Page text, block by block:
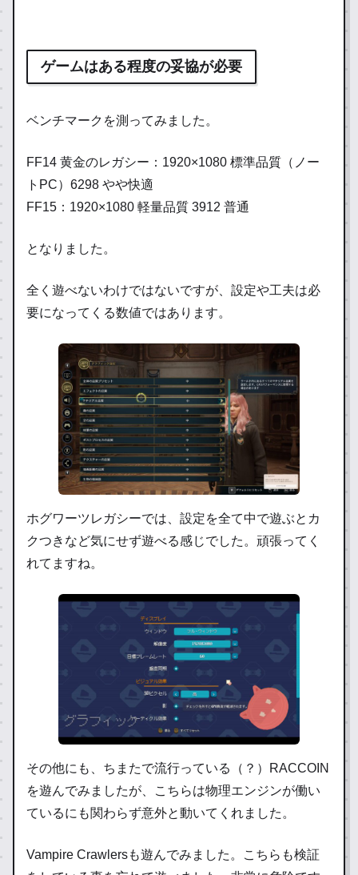
ゲームはある程度の妥協が必要
ベンチマークを測ってみました。
FF14 黄金のレガシー：1920×1080 標準品質（ノー
トPC）6298 やや快適
FF15：1920×1080 軽量品質 3912 普通
となりました。
全く遊べないわけではないですが、設定や工夫は必
要になってくる数値ではあります。
ホグワーツレガシーでは、設定を全て中で遊ぶとカ
クつきなど気にせず遊べる感じでした。頑張ってく
れてますね。
その他にも、ちまたで流行っている（？）RACCOIN
を遊んでみましたが、こちらは物理エンジンが働い
ているにも関わらず意外と動いてくれました。
Vampire Crawlersも遊んでみました。こちらも検証